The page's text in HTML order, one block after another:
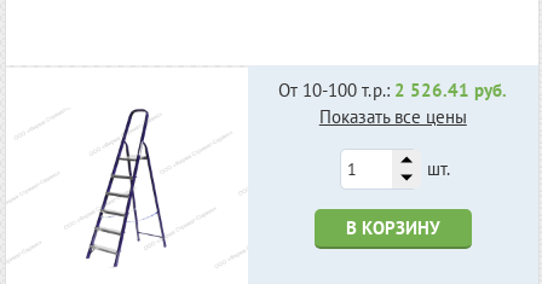
От 10-100 т.р.: 2 526.41 руб.
Показать все цены
шт.
В КОРЗИНУ